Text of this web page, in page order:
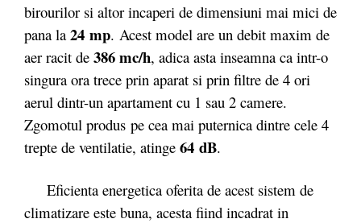
birourilor si altor incaperi de dimensiuni mai mici de
pana la 24 mp. Acest model are un debit maxim de
aer racit de 386 mc/h, adica asta inseamna ca intr-o
singura ora trece prin aparat si prin filtre de 4 ori
aerul dintr-un apartament cu 1 sau 2 camere.
Zgomotul produs pe cea mai puternica dintre cele 4
trepte de ventilatie, atinge 64 dB.
Eficienta energetica oferita de acest sistem de
climatizare este buna, acesta fiind incadrat in